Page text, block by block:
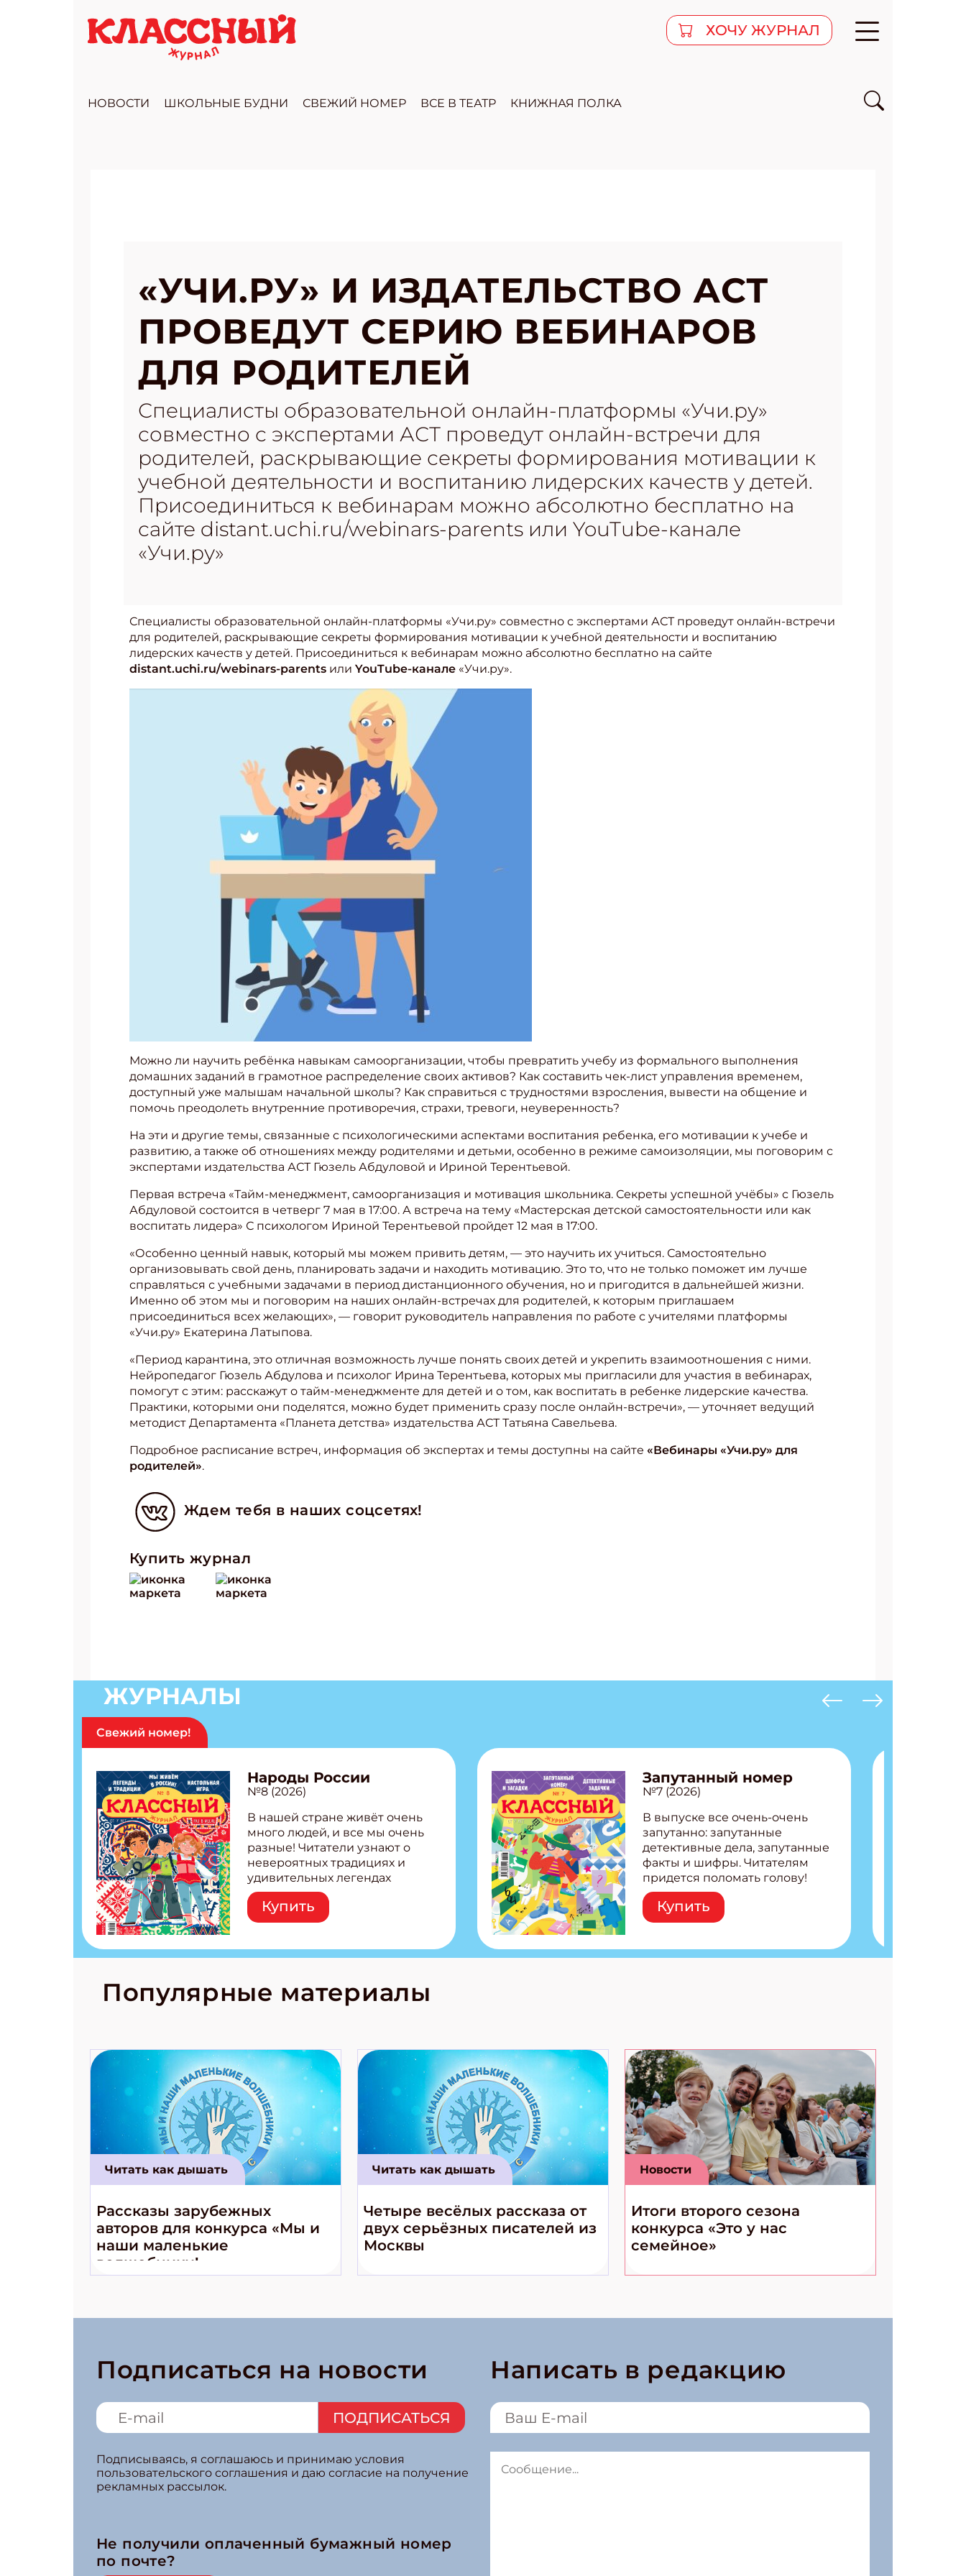
ХОЧУ ЖУРНАЛ
НОВОСТИ ШКОЛЬНЫЕ БУДНИ СВЕЖИЙ НОМЕР ВСЕ В ТЕАТР КНИЖНАЯ ПОЛКА
«УЧИ.РУ» И ИЗДАТЕЛЬСТВО АСТ
ПРОВЕДУТ СЕРИЮ ВЕБИНАРОВ
ДЛЯ РОДИТЕЛЕЙ
Специалисты образовательной онлайн-платформы «Учи.ру»
совместно с экспертами АСТ проведут онлайн-встречи для
родителей, раскрывающие секреты формирования мотивации к
учебной деятельности и воспитанию лидерских качеств у детей.
Присоединиться к вебинарам можно абсолютно бесплатно на
сайте distant.uchi.ru/webinars-parents или YouTube-канале
«Учи.ру»
Специалисты образовательной онлайн-платформы «Учи.ру» совместно с экспертами АСТ проведут онлайн-встречи
для родителей, раскрывающие секреты формирования мотивации к учебной деятельности и воспитанию
лидерских качеств у детей. Присоединиться к вебинарам можно абсолютно бесплатно на сайте
distant.uchi.ru/webinars-parents или YouTube-канале «Учи.ру».
Можно ли научить ребёнка навыкам самоорганизации, чтобы превратить учебу из формального выполнения
домашних заданий в грамотное распределение своих активов? Как составить чек-лист управления временем,
доступный уже малышам начальной школы? Как справиться с трудностями взросления, вывести на общение и
помочь преодолеть внутренние противоречия, страхи, тревоги, неуверенность?
На эти и другие темы, связанные с психологическими аспектами воспитания ребенка, его мотивации к учебе и
развитию, а также об отношениях между родителями и детьми, особенно в режиме самоизоляции, мы поговорим с
экспертами издательства АСТ Гюзель Абдуловой и Ириной Терентьевой.
Первая встреча «Тайм-менеджмент, самоорганизация и мотивация школьника. Секреты успешной учёбы» с Гюзель
Абдуловой состоится в четверг 7 мая в 17:00. А встреча на тему «Мастерская детской самостоятельности или как
воспитать лидера» С психологом Ириной Терентьевой пройдет 12 мая в 17:00.
«Особенно ценный навык, который мы можем привить детям, — это научить их учиться. Самостоятельно
организовывать свой день, планировать задачи и находить мотивацию. Это то, что не только поможет им лучше
справляться с учебными задачами в период дистанционного обучения, но и пригодится в дальнейшей жизни.
Именно об этом мы и поговорим на наших онлайн-встречах для родителей, к которым приглашаем
присоединиться всех желающих», — говорит руководитель направления по работе с учителями платформы
«Учи.ру» Екатерина Латыпова.
«Период карантина, это отличная возможность лучше понять своих детей и укрепить взаимоотношения с ними.
Нейропедагог Гюзель Абдулова и психолог Ирина Терентьева, которых мы пригласили для участия в вебинарах,
помогут с этим: расскажут о тайм-менеджменте для детей и о том, как воспитать в ребенке лидерские качества.
Практики, которыми они поделятся, можно будет применить сразу после онлайн-встречи», — уточняет ведущий
методист Департамента «Планета детства» издательства АСТ Татьяна Савельева.
Подробное расписание встреч, информация об экспертах и темы доступны на сайте «Вебинары «Учи.ру» для
родителей».
Ждем тебя в наших соцсетях!
Купить журнал
ЖУРНАЛЫ
Свежий номер!
Народы России
№8 (2026)
В нашей стране живёт очень
много людей, и все мы очень
разные! Читатели узнают о
невероятных традициях и
удивительных легендах
народов России! Внутри:
Легенды татар, башкир и
бурятов Настольная игра
странные слова Традиционные
космические приключения!
Купить
Запутанный номер
№7 (2026)
В выпуске все очень-очень
запутанно: запутанные
детективные дела, запутанные
факты и шифры. Читателям
придется поломать голову!
Внутри: Шифры и
расшифровки Плетем
запутанные поделки
Ищем коды 3 комикса
Купить
Популярные материалы
Читать как дышать
Рассказы зарубежных
авторов для конкурса «Мы и
наши маленькие
волшебники!»
Читать как дышать
Четыре весёлых рассказа от
двух серьёзных писателей из
Москвы
Новости
Итоги второго сезона
конкурса «Это у нас
семейное»
Подписаться на новости
ПОДПИСАТЬСЯ
Подписываясь, я соглашаюсь и принимаю условия
пользовательского соглашения и даю согласие на получение
рекламных рассылок.
Не получили оплаченный бумажный номер
по почте?
Написать в редакцию